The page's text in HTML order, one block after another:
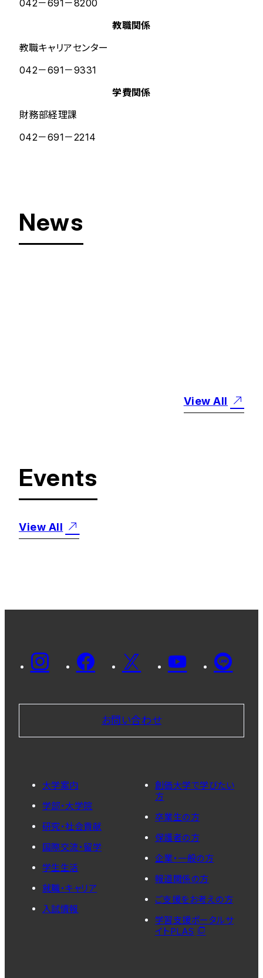
042－691－8200
教職関係
教職キャリアセンター
042－691－9331
学費関係
財務部経理課
042－691－2214
News
View All
Events
View All
お問い合わせ
大学案内
学部・大学院
研究・社会貢献
国際交流・留学
学生生活
就職・キャリア
入試情報
創価大学で学びたい
方
卒業生の方
保護者の方
企業・一般の方
報道関係の方
ご支援をお考えの方
学習支援ポータルサ
イトPLAS